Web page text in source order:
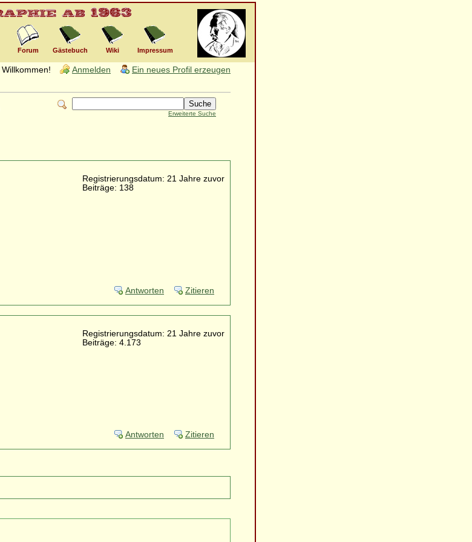
Forum Gästebuch Wiki Impressum
Willkommen! Anmelden
Ein neues Profil erzeugen
Erweiterte Suche
Registrierungsdatum: 21 Jahre zuvor
Beiträge: 138
Antworten Zitieren
Registrierungsdatum: 21 Jahre zuvor
Beiträge: 4.173
Antworten Zitieren